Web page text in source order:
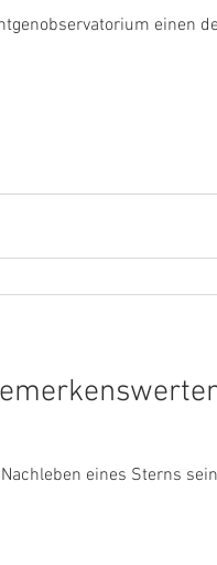
einen
eines Sterns